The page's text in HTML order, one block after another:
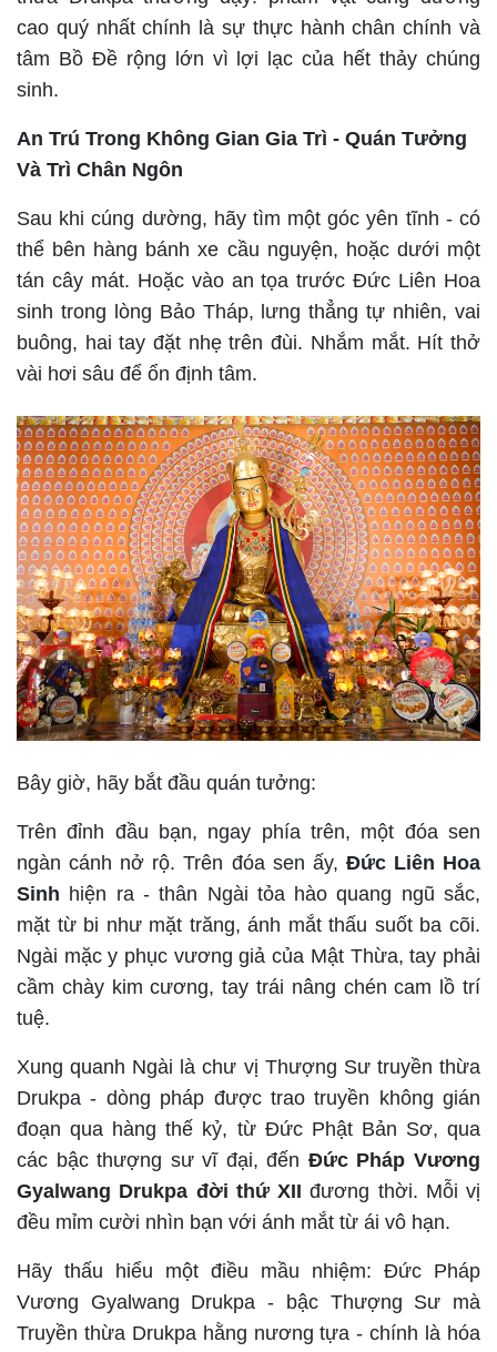
cao quý nhất chính là sự thực hành chân chính và
tâm Bồ Đề rộng lớn vì lợi lạc của hết thảy chúng
sinh.
An Trú Trong Không Gian Gia Trì - Quán Tưởng
Và Trì Chân Ngôn
Sau khi cúng dường, hãy tìm một góc yên tĩnh - có
thể bên hàng bánh xe cầu nguyện, hoặc dưới một
tán cây mát. Hoặc vào an tọa trước Đức Liên Hoa
sinh trong lòng Bảo Tháp, lưng thẳng tự nhiên, vai
buông, hai tay đặt nhẹ trên đùi. Nhắm mắt. Hít thở
vài hơi sâu để ổn định tâm.
Bây giờ, hãy bắt đầu quán tưởng:
Trên đỉnh đầu bạn, ngay phía trên, một đóa sen
ngàn cánh nở rộ. Trên đóa sen ấy, Đức Liên Hoa
Sinh hiện ra - thân Ngài tỏa hào quang ngũ sắc,
mặt từ bi như mặt trăng, ánh mắt thấu suốt ba cõi.
Ngài mặc y phục vương giả của Mật Thừa, tay phải
cầm chày kim cương, tay trái nâng chén cam lồ trí
tuệ.
Xung quanh Ngài là chư vị Thượng Sư truyền thừa
Drukpa - dòng pháp được trao truyền không gián
đoạn qua hàng thế kỷ, từ Đức Phật Bản Sơ, qua
các bậc thượng sư vĩ đại, đến Đức Pháp Vương
Gyalwang Drukpa đời thứ XII đương thời. Mỗi vị
đều mỉm cười nhìn bạn với ánh mắt từ ái vô hạn.
Hãy thấu hiểu một điều mầu nhiệm: Đức Pháp
Vương Gyalwang Drukpa - bậc Thượng Sư mà
Truyền thừa Drukpa hằng nương tựa - chính là hóa